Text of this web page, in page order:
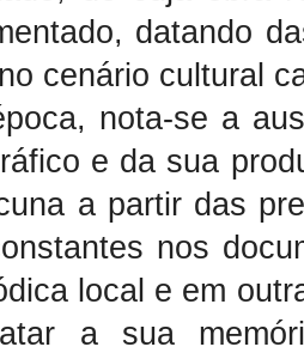
datando
cenário cultural
nota-se a
e da sua
a partir das
nos
local e em
a sua